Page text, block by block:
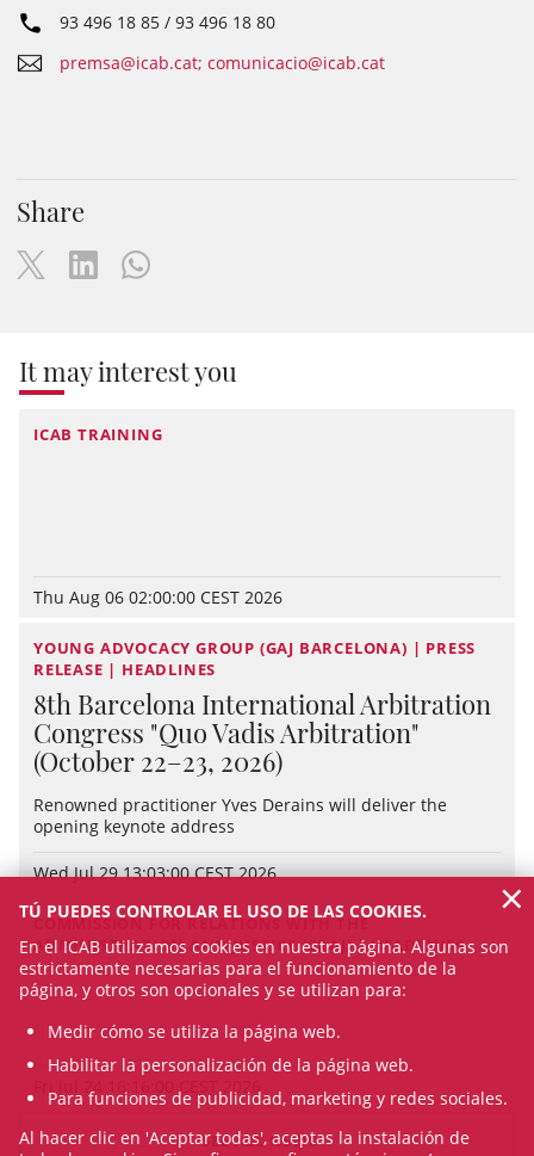
93 496 18 85 / 93 496 18 80
premsa@icab.cat; comunicacio@icab.cat
Share
It may interest you
ICAB TRAINING
Thu Aug 06 02:00:00 CEST 2026
YOUNG ADVOCACY GROUP (GAJ BARCELONA) | PRESS
RELEASE | HEADLINES
8th Barcelona International Arbitration
Congress "Quo Vadis Arbitration"
(October 22–23, 2026)
Renowned practitioner Yves Derains will deliver the
opening keynote address
Wed Jul 29 13:03:00 CEST 2026
COMMISSION FOR RELATIONS WITH THE
ADMINISTRATION AND JUSTICE (CRAJ) | HEADLINES
Fri Jul 24 16:16:00 CEST 2026
SEE ALL NEWS
TÚ PUEDES CONTROLAR EL USO DE LAS COOKIES.
En el ICAB utilizamos cookies en nuestra página. Algunas son
estrictamente necesarias para el funcionamiento de la
página, y otros son opcionales y se utilizan para:
Medir cómo se utiliza la página web.
Habilitar la personalización de la página web.
Para funciones de publicidad, marketing y redes sociales.
Al hacer clic en 'Aceptar todas', aceptas la instalación de
×